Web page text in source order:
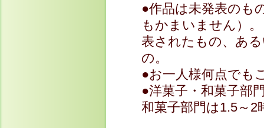
●作品は未発表のも
もかまいません）
表されたもの、あ
の。
●お一人様何点でも
●洋菓子・和菓子部
和菓子部門は1.5～2